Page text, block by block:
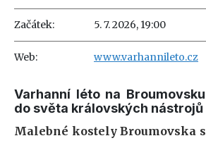
Začátek: 5. 7. 2026, 19:00
Web: www.varhannileto.cz
Varhanní léto na
do světa královských nástrojů
Malebné kostely Broumovska